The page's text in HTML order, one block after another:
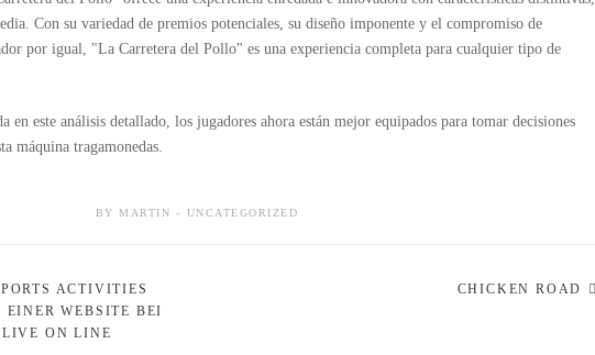
Con su variedad de premios potenciales, su diseño imponente y el compromiso de
por igual, "La Carretera del Pollo" es una experiencia completa para cualquier tipo de
este análisis detallado, los jugadores ahora están mejor equipados para tomar decisiones
máquina tragamonedas.
BYMARTIN UNCATEGORIZED
CHICKEN ROAD
ACTIVITIES
WEBSITE BEI
ON LINE